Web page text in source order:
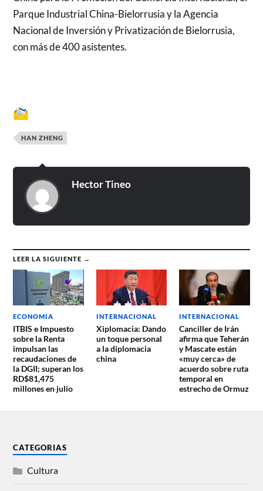
Parque Industrial China-Bielorrusia y la Agencia
Nacional de Inversión y Privatización de Bielorrusia,
con más de 400 asistentes.
HAN ZHENG
Hector Tineo
LEER LA SIGUIENTE →
ECONOMIA
ITBIS e Impuesto
sobre la Renta
impulsan las
recaudaciones de
la DGII; superan los
RD$81,475
millones en julio
INTERNACIONAL
Xiplomacia: Dando
un toque personal
a la diplomacia
china
INTERNACIONAL
Canciller de Irán
afirma que Teherán
y Mascate están
«muy cerca» de
acuerdo sobre ruta
temporal en
estrecho de Ormuz
CATEGORIAS
Cultura